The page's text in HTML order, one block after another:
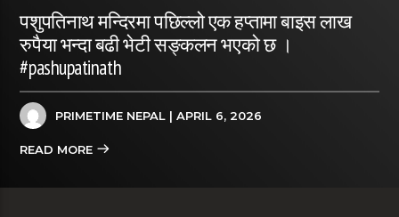
पशुपतिनाथ मन्दिरमा पछिल्लो एक हप्तामा बाइस लाख
रुपैया भन्दा बढी भेटी सङ्कलन भएको छ ।
#pashupatinath
PRIMETIME NEPAL | APRIL 6, 2026
READ MORE